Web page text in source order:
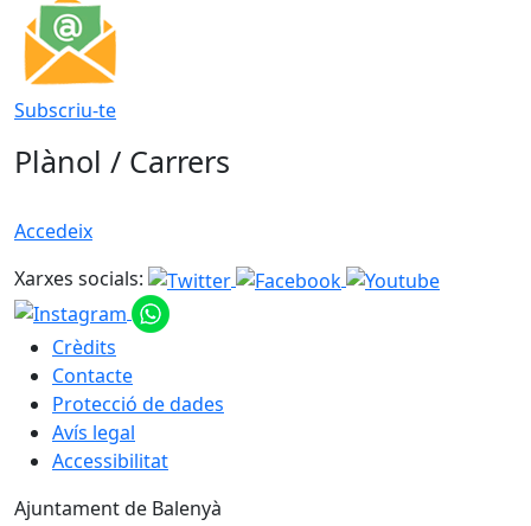
Subscriu-te
Plànol / Carrers
Accedeix
Xarxes socials:
Crèdits
Contacte
Protecció de dades
Avís legal
Accessibilitat
Ajuntament de Balenyà